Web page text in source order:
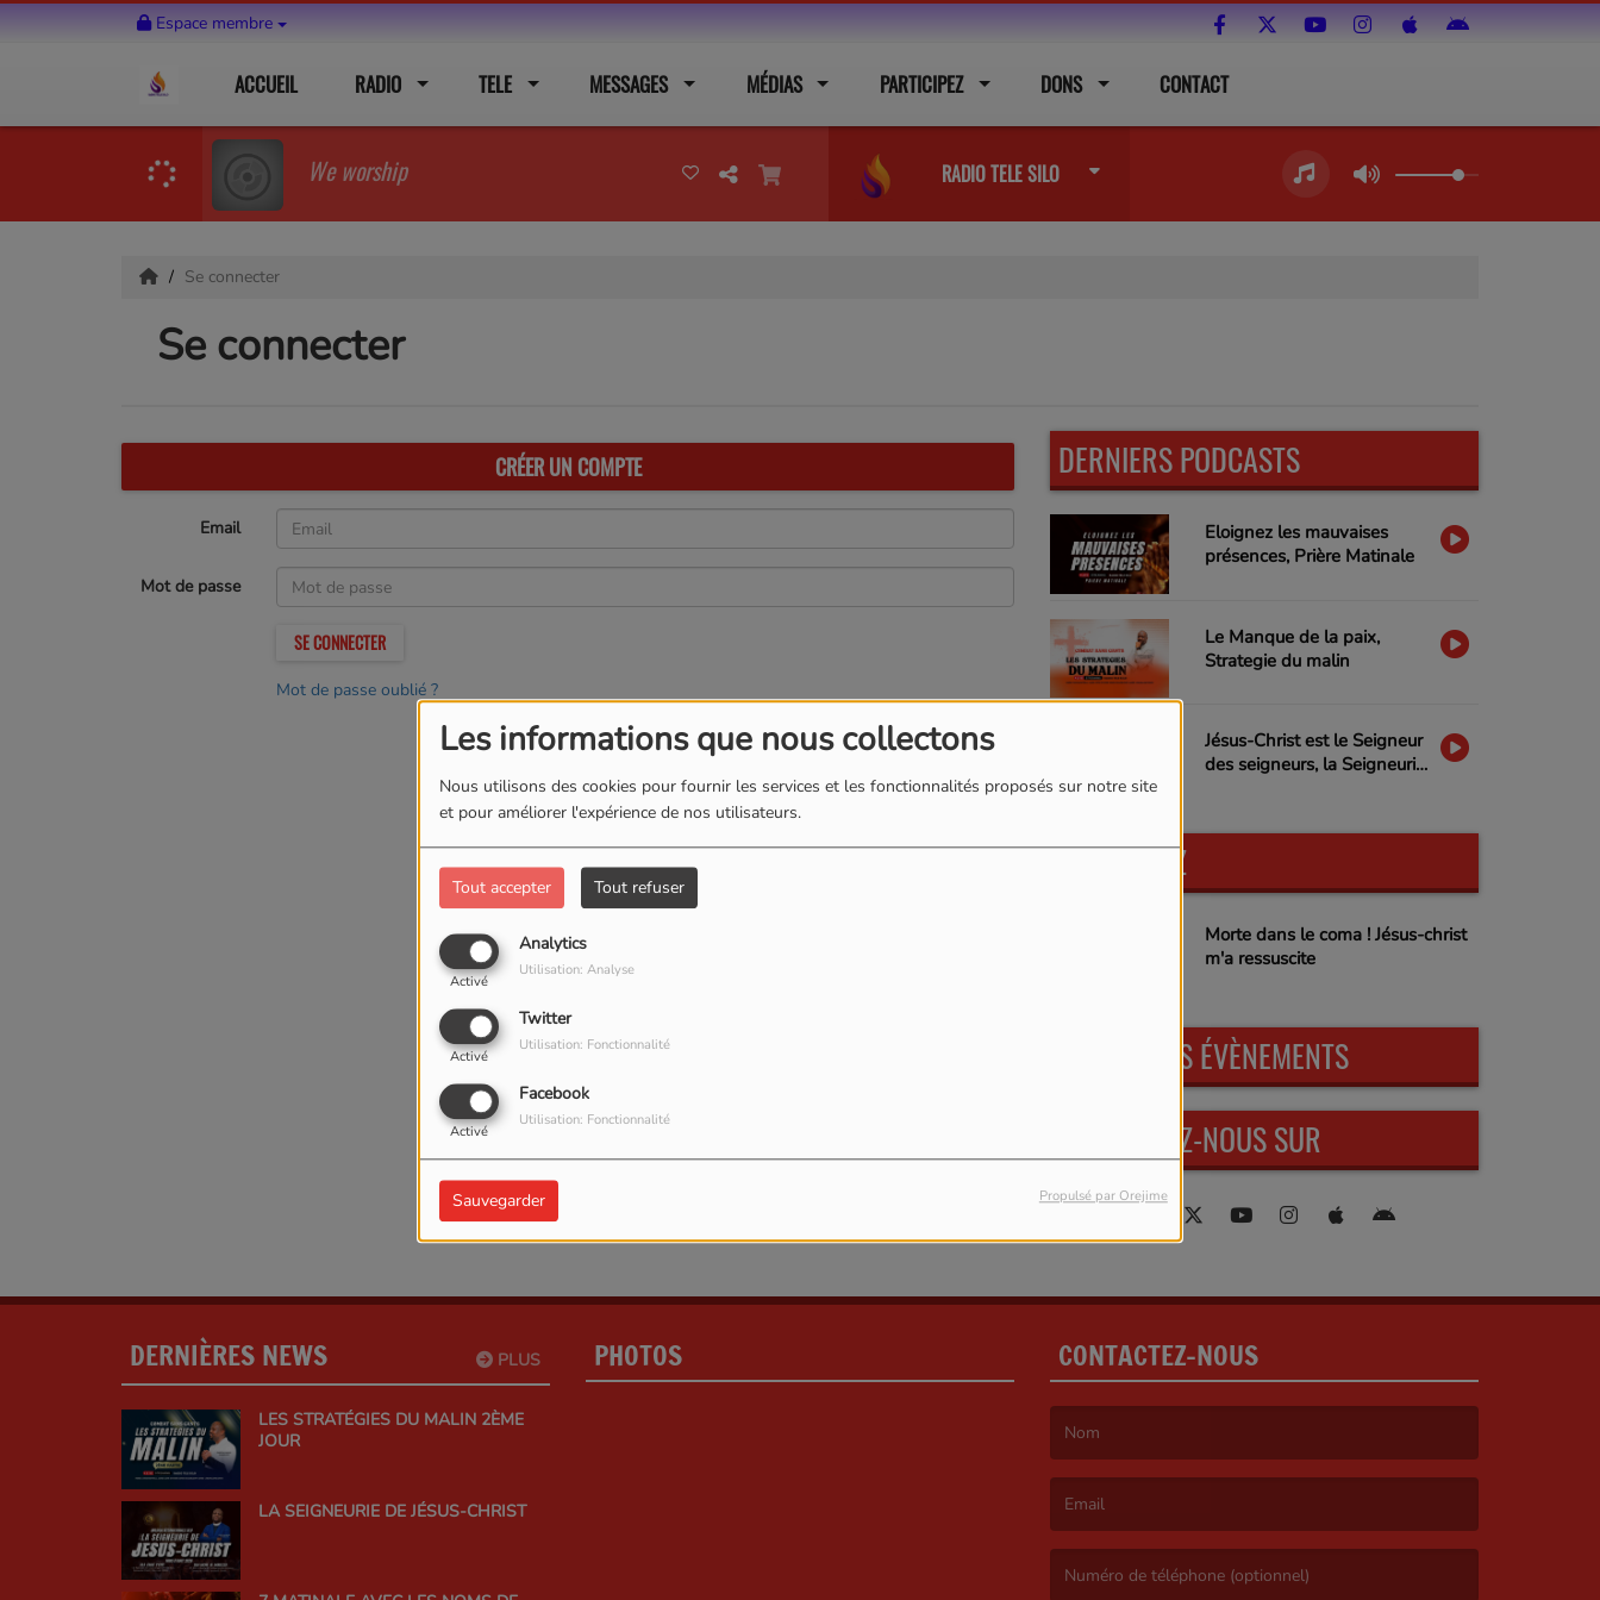
Les informations que nous collectons
Nous utilisons des cookies pour fournir les services et les fonctionnalités proposés sur notre site
et pour améliorer l'expérience de nos utilisateurs.
Tout accepter Tout refuser
Analytics
Activé
Utilisation: Analyse
Twitter
Activé
Utilisation: Fonctionnalité
Facebook
Activé
Utilisation: Fonctionnalité
Sauvegarder Propulsé par Orejime
Espace membre
ACCUEIL RADIO TELE MESSAGES MÉDIAS PARTICIPEZ DONS CONTACT
We worship RADIO TELE SILO
Se connecter
Se connecter
CRÉER UN COMPTE
Email (L’email est obligatoire )
Mot de passe (Le mot de passe est obligatoire)
SE CONNECTER
Mot de passe oublié ?
DERNIERS PODCASTS
Eloignez les mauvaises
présences, Prière Matinale
Le Manque de la paix,
Strategie du malin
Jésus-Christ est le Seigneur
des seigneurs, la Seigneurie
PARTICIPEZ
Morte dans le coma ! Jésus-christ
m'a ressuscite
PROCHAINS ÉVÈNEMENTS
RETROUVEZ-NOUS SUR
PLUS
DERNIÈRES NEWS
LES STRATÉGIES DU MALIN 2ÈME
JOUR
LA SEIGNEURIE DE JÉSUS-CHRIST
PHOTOS CONTACTEZ-NOUS